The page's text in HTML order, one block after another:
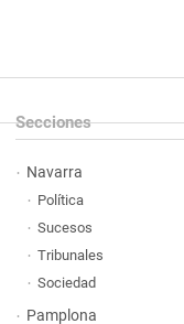
Secciones
Navarra
Política
Sucesos
Tribunales
Sociedad
Pamplona